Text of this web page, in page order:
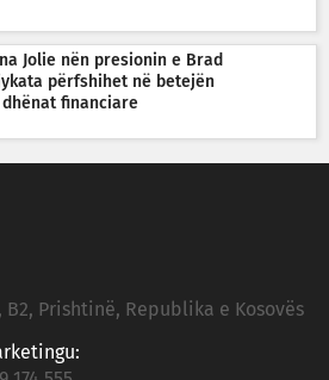
Jolie nën presionin e Brad
përfshihet në betejën
financiare
B2, Prishtinë, Republika e Kosovës